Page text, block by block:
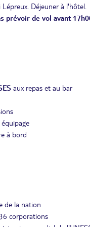
Déjeuner à l'hôtel.
prévoir de vol avant
aux repas et au bar
à bord
de la nation
corporations